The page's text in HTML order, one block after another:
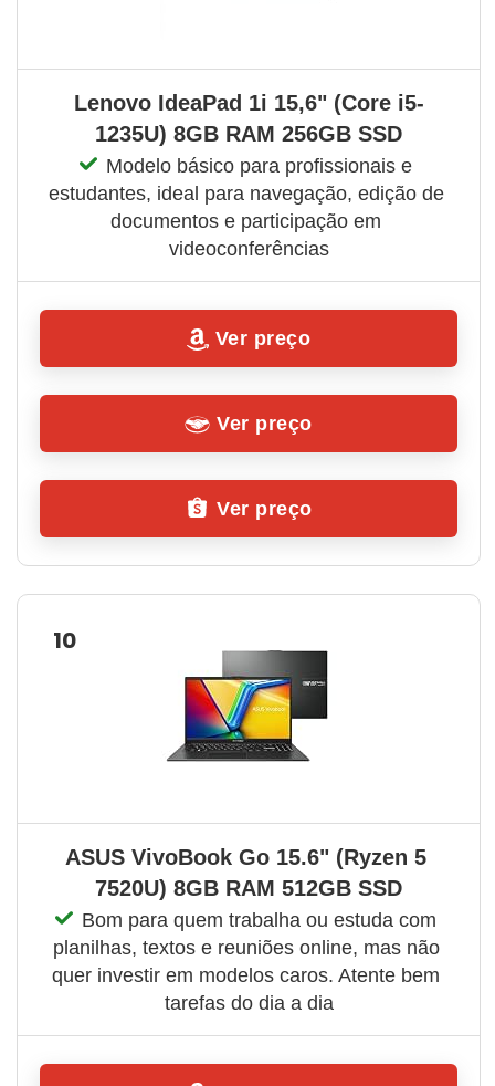
Lenovo IdeaPad 1i 15,6" (Core i5-
1235U) 8GB RAM 256GB SSD
Modelo básico para profissionais e
estudantes, ideal para navegação, edição de
documentos e participação em
videoconferências
Ver preço
Ver preço
Ver preço
10
ASUS VivoBook Go 15.6" (Ryzen 5
7520U) 8GB RAM 512GB SSD
Bom para quem trabalha ou estuda com
planilhas, textos e reuniões online, mas não
quer investir em modelos caros. Atente bem
tarefas do dia a dia